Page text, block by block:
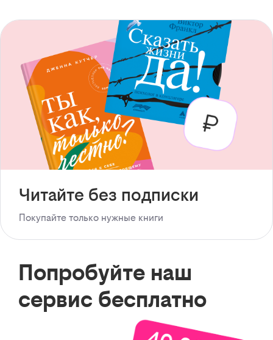
Читайте без подписки
Покупайте только нужные книги
Попробуйте наш
сервис бесплатно